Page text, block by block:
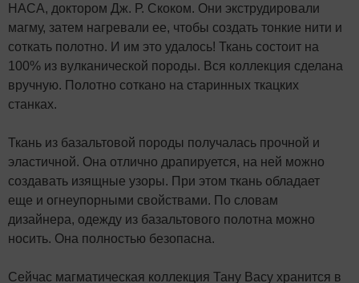
НАСА, доктором Дж. Р. Скоком. Они экструдировали
магму, затем нагревали ее, чтобы создать тонкие нити и
соткать полотно. И им это удалось! Ткань состоит на
100% из вулканической породы. Вся коллекция сделана
вручную. Полотно соткано на старинных ткацких
станках.
Ткань из базальтовой породы получалась прочной и
эластичной. Она отлично драпируется, на ней можно
создавать изящные узоры. При этом ткань обладает
еще и огнеупорными свойствами. По словам
дизайнера, одежду из базальтового полотна можно
носить. Она полностью безопасна.
Сейчас магматическая коллекция Тану Васу хранится в